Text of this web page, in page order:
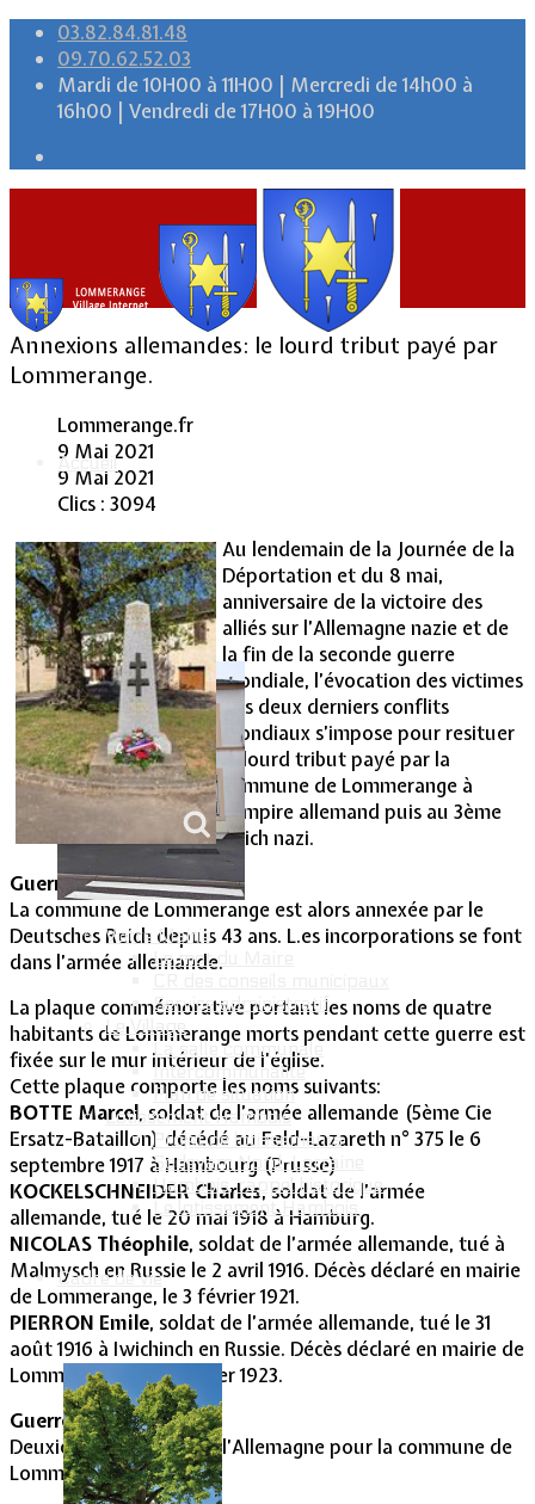
03.82.84.81.48
09.70.62.52.03
Mardi de 10H00 à 11H00 | Mercredi de 14h00 à
16h00 | Vendredi de 17H00 à 19H00
Accueil
Vie Municipale
Votre Mairie
Le mot du Maire
Service administratif
Le Village
La salle communale
Intercommunalité
Plan de situation
Lotissement Hambois
Projet de lotissements
Sodevam Nord-Lorraine
Hambois, rappel historique
Le lotissement Hambois
Cadre de vie
Annexions allemandes: le lourd tribut payé par
Lommerange.
Lommerange.fr
9 Mai 2021
9 Mai 2021
Clics : 3094
Au lendemain de la Journée de la
Déportation et du 8 mai,
anniversaire de la victoire des
alliés sur l’Allemagne nazie et de
la fin de la seconde guerre
mondiale, l’évocation des victimes
des deux derniers conflits
mondiaux s’impose pour resituer
le lourd tribut payé par la
commune de Lommerange à
l’empire allemand puis au 3ème
Reich nazi.
Guerre de 14-18.
La commune de Lommerange est alors annexée par le
Deutsches Reich depuis 43 ans. L.es incorporations se font
dans l’armée allemande.
La plaque commémorative portant les noms de quatre
habitants de Lommerange morts pendant cette guerre est
fixée sur le mur intérieur de l’église.
Cette plaque comporte les noms suivants:
BOTTE Marcel, soldat de l’armée allemande (5ème Cie
Ersatz-Bataillon) décédé au Feld-Lazareth n° 375 le 6
septembre 1917 à Hambourg (Prusse)
KOCKELSCHNEIDER Charles, soldat de l’armée
allemande, tué le 20 mai 1918 à Hamburg.
NICOLAS Théophile, soldat de l’armée allemande, tué à
Malmysch en Russie le 2 avril 1916. Décès déclaré en mairie
de Lommerange, le 3 février 1921.
PIERRON Emile, soldat de l’armée allemande, tué le 31
août 1916 à Iwichinch en Russie. Décès déclaré en mairie de
Lommerange le 25 janvier 1923.
Guerre de 39-45.
Deuxième annexion par l’Allemagne pour la commune de
Lommerange.